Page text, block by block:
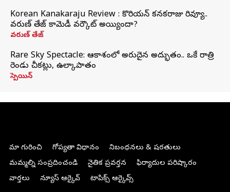
Korean Kanakaraju Review : కొరియన్ కనకరాజు రివ్యూ..
వరుణ్ తేజ్ కామెడీ వర్కౌట్ అయ్యిందా?
వరుణ్ తేజ్
Rare Sky Spectacle: ఆకాశంలో అరుదైన అద్భుతం.. ఒకే రాత్రి
రెండు చీకట్లు, ఉల్కాపాతం
స్పెయిన్
మా గురించి గోప్యతా విధానం
నిబంధనలు & షరతులు
మమ్మల్ని సంప్రదించండి
నైతిక ప్రవర్తన
ఫిర్యాదుల పరిష్కారం
వార్తలు
న్యూస్ ఆర్కైవ్ టాపిక్స్ ఆర్కైవ్స్